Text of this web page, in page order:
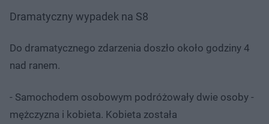
Dramatyczny wypadek na S8
Do dramatycznego zdarzenia doszło około godziny 4
nad ranem.
- Samochodem osobowym podróżowały dwie osoby -
mężczyzna i kobieta. Kobieta została